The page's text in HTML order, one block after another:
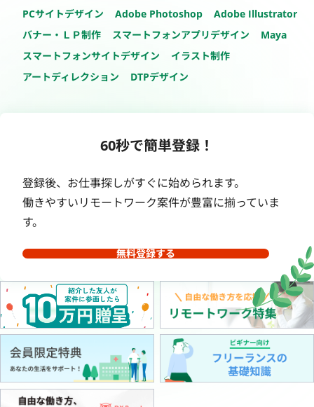
PCサイトデザイン Adobe Photoshop
Adobe Illustrator
バナー・ＬＰ制作
スマートフォンアプリデザイン
Maya
スマートフォンサイトデザイン
イラスト制作
アートディレクション
DTPデザイン
60秒で簡単登録！
登録後、お仕事探しがすぐに始められます。
働きやすいリモートワーク案件が豊富に揃っていま
す。
無料登録する